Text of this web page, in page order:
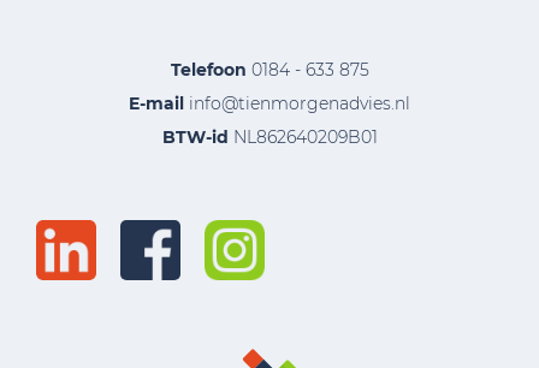
Telefoon 0184 - 633 875
E-mail info@tienmorgenadvies.nl
BTW-id NL862640209B01